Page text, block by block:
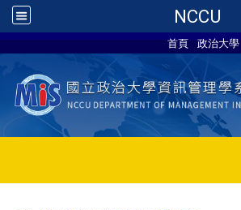
NCCU
首頁 政治大學